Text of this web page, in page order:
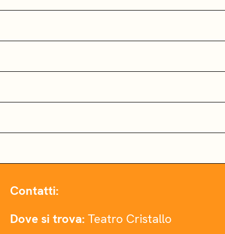
Contatti:
Dove si trova: Teatro Cristallo